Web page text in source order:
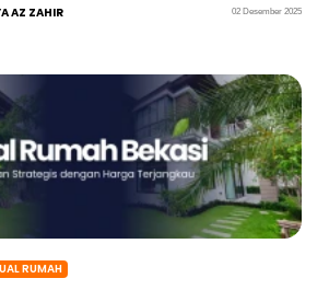
AZ ZAHIR 02 Desember 2025
RUMAH